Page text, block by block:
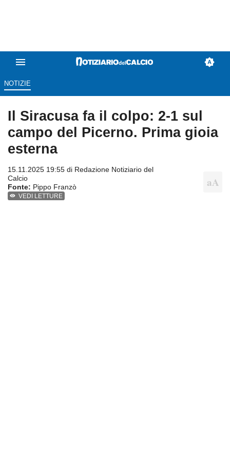
NOTIZIE
Il Siracusa fa il colpo: 2-1 sul
campo del Picerno. Prima gioia
esterna
15.11.2025 19:55 di Redazione Notiziario del
Calcio
Fonte: Pippo Franzò
VEDI LETTURE